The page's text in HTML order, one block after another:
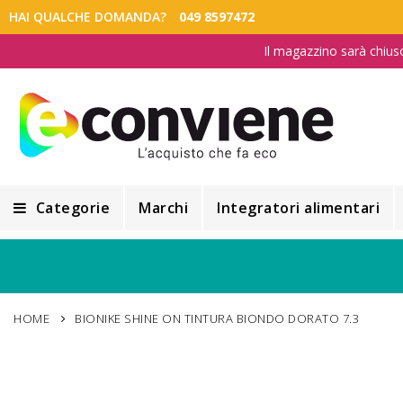
HAI QUALCHE DOMANDA? 049 8597472
Il magazzino sarà
Categorie
Alimentazione e Dietetica
Marchi Integratori alimentari
HOME BIONIKE SHINE ON TINTURA BIONDO DORATO 7.3